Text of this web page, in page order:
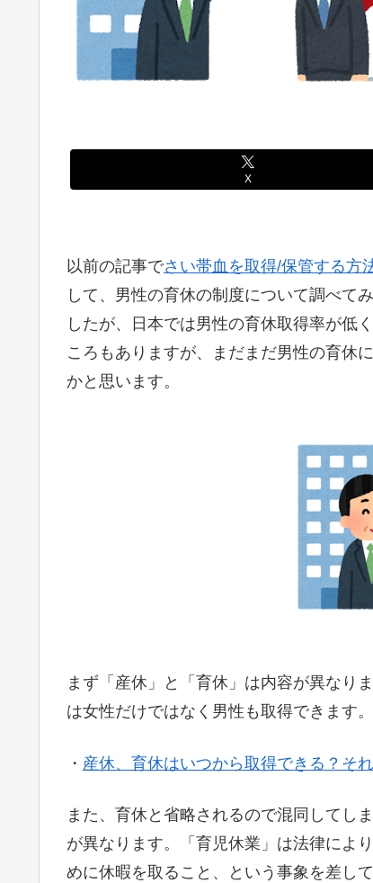
X
以前の記事でさい帯血を取得/保管する方
して、男性の育休の制度について調べて
したが、日本では男性の育休取得率が低
ころもありますが、まだまだ男性の育休
かと思います。
まず「産休」と「育休」は内容が異なり
は女性だけではなく男性も取得できます
・ 産休、育休はいつから取得できる？そ
また、育休と省略されるので混同してし
が異なります。「育児休業」は法律によ
めに休暇を取ること、という事象を差し